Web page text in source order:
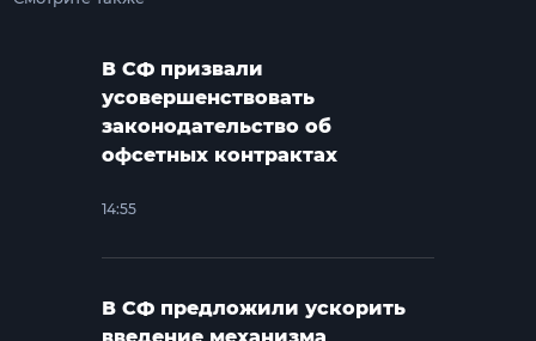
В СФ призвали
усовершенствовать
законодательство об
офсетных контрактах
14:55
В СФ предложили ускорить